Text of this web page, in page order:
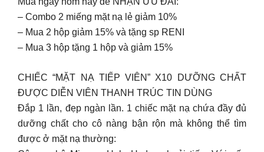
– Combo 2 miếng mặt nạ lẻ giảm 10%
– Mua 2 hộp giảm 15% và tặng sp RENI
– Mua 3 hộp tặng 1 hộp và giảm 15%
CHIẾC “MẶT NẠ TIẾP VIÊN” X10 DƯỠNG CHẤT
ĐƯỢC DIỄN VIÊN THANH TRÚC TIN DÙNG
Đắp 1 lần, đẹp ngàn lần. 1 chiếc mặt nạ chứa đầy đủ
dưỡng chất cho cô nàng bận rộn mà không thể tìm
được ở mặt nạ thường: